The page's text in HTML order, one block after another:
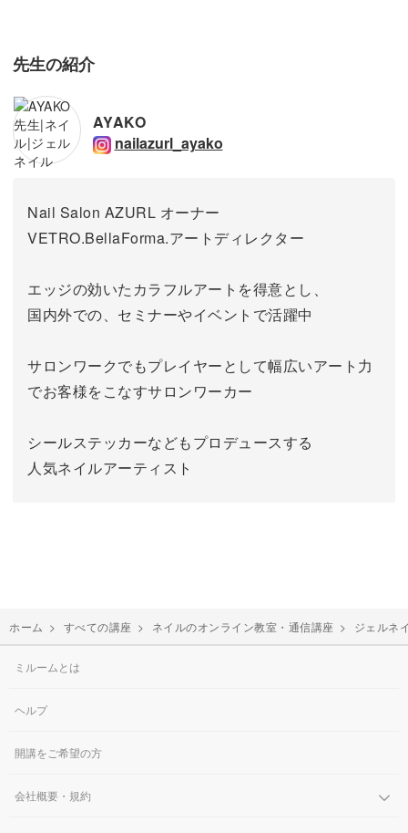
先生の紹介
AYAKO
nailazurl_ayako
Nail Salon AZURL オーナー
VETRO.BellaForma.アートディレクター
エッジの効いたカラフルアートを得意とし、
国内外での、セミナーやイベントで活躍中
サロンワークでもプレイヤーとして幅広いアート力
でお客様をこなすサロンワーカー
シールステッカーなどもプロデュースする
人気ネイルアーティスト
ホーム > すべての講座 > ネイルのオンライン教室・通信講座 > ジェルネ
ミルームとは
ヘルプ
開講をご希望の方
会社概要・規約